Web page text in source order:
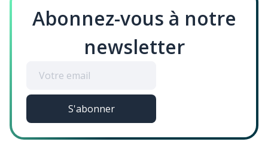
Abonnez-vous à notre
newsletter